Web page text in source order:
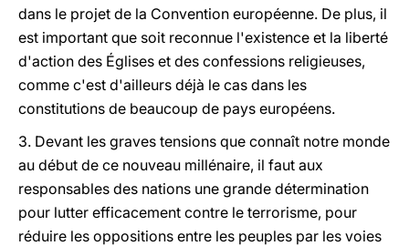
dans le projet de la Convention européenne. De plus, il
est important que soit reconnue l'existence et la liberté
d'action des Églises et des confessions religieuses,
comme c'est d'ailleurs déjà le cas dans les
constitutions de beaucoup de pays européens.
3. Devant les graves tensions que connaît notre monde
au début de ce nouveau millénaire, il faut aux
responsables des nations une grande détermination
pour lutter efficacement contre le terrorisme, pour
réduire les oppositions entre les peuples par les voies